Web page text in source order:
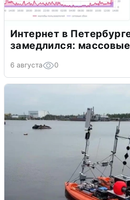
Интернет в
замедлился:
6 августа 0